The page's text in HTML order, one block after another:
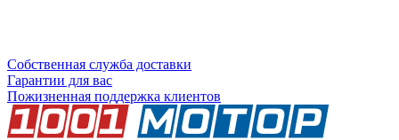
Собственная служба доставки
Гарантии для вас
Пожизненная поддержка клиентов